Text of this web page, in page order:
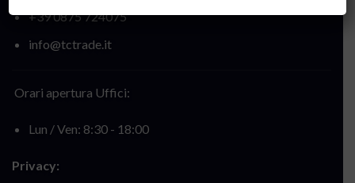
+39 0875 724075
info@tctrade.it
Orari apertura Uffici:
Lun / Ven: 8:30 - 18:00
Privacy: